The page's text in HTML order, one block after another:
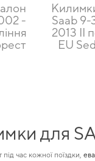
-
Saab 9-
2013 II
EU
для
час кожної поїздки,